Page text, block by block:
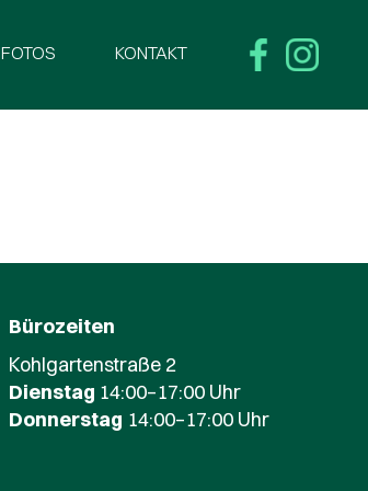
FOTOS KONTAKT
Bürozeiten
Kohlgartenstraße 2
Dienstag 14:00–17:00 Uhr
Donnerstag 14:00–17:00 Uhr